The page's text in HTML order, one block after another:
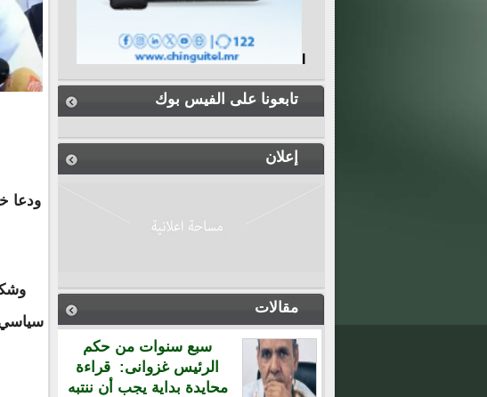
تابعونا على الفيس بوك
إعلان
مقالات
سبع سنوات من حكم
الرئيس غزوانى: قراءة
محايدة بداية يجب أن ننتبه
ودعا
سياسي